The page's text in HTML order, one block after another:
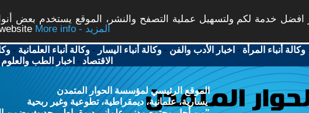
افضل خدمة لكم ولتسهيل عملية التصفح والنشر، الموقع يستخدم بعض
More info - المزيد
وكالة أنباء المرأة - اخبار الأدب والفن -وكالة أنباء اليسار -وكالة أنباء العلمانية -
الاقتصاد - اخبار الطب والعلوم
الموقع الرئيسي لمؤسسة الحوار المتمدن
يسارية، علمانية، ديمقراطية، تطوعية وغير ربحية